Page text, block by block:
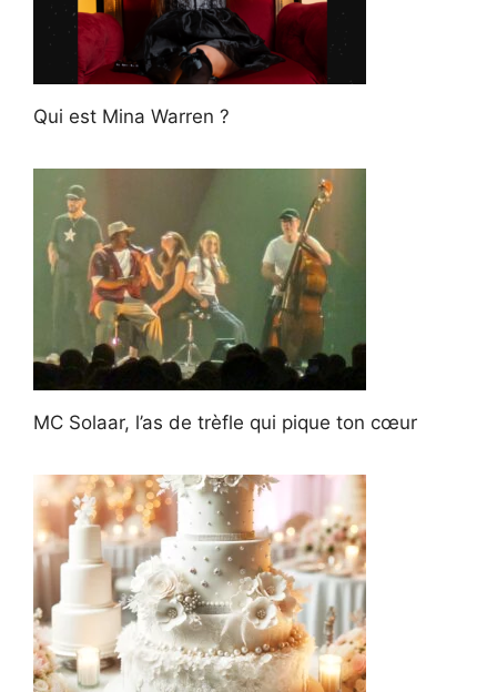
Qui est Mina Warren ?
MC Solaar, l’as de trèfle qui pique ton cœur